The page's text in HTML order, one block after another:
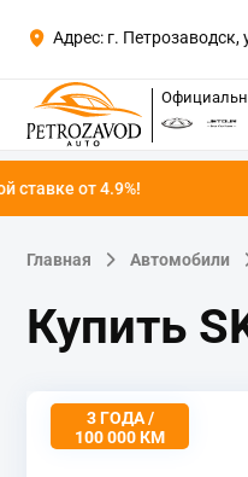
Адрес: г.
Главная Автомобили
Купить
3 ГОДА /
100 000 КМ